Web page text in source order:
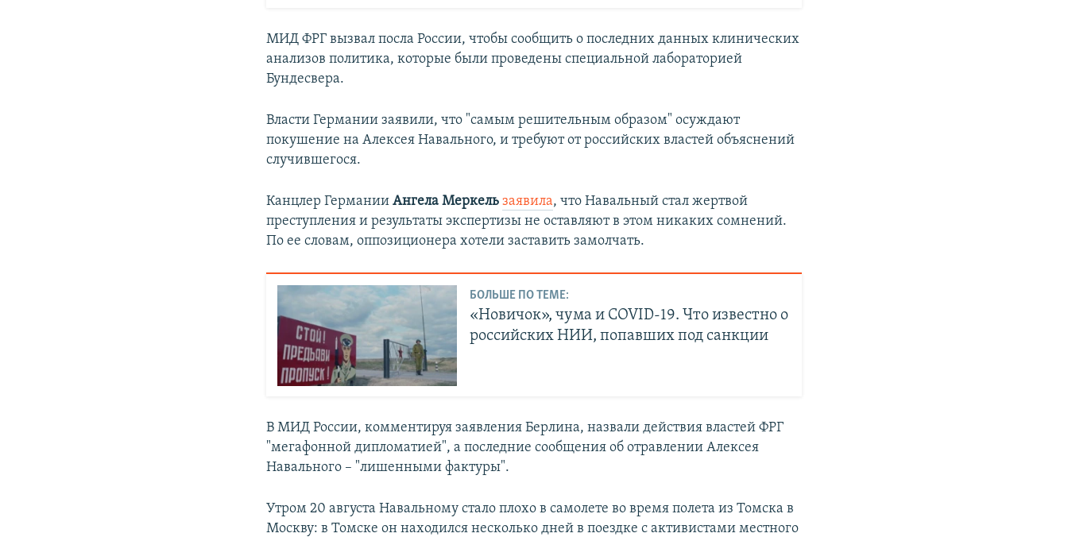
МИД ФРГ вызвал посла России, чтобы сообщить о последних данных клинических
анализов политика, которые были проведены специальной лабораторией
Бундесвера.
Власти Германии заявили, что "самым решительным образом" осуждают
покушение на Алексея Навального, и требуют от российских властей объяснений
случившегося.
Канцлер ГерманииАнгела Меркель заявила, что Навальный стал жертвой
преступления и результаты экспертизы не оставляют в этом никаких сомнений.
По ее словам, оппозиционера хотели заставить замолчать.
БОЛЬШЕ ПО ТЕМЕ:
«Новичок», чума и COVID-19. Что известно о
российских НИИ, попавших под санкции
В МИД России, комментируя заявления Берлина, назвали действия властей ФРГ
"мегафонной дипломатией", а последние сообщения об отравлении Алексея
Навального –​ "лишенными фактуры".
Утром 20 августа Навальному стало плохо в самолете во время полета из Томска в
Москву: в Томске он находился несколько дней в поездке с активистами местного